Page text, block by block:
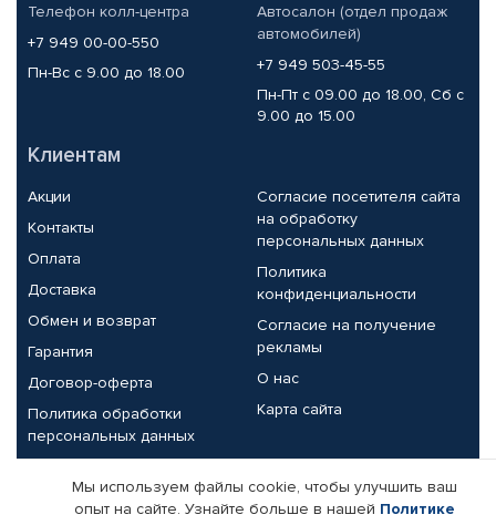
Телефон колл-центра
+7 949 00-00-550
Пн-Вс с 9.00 до 18.00
Автосалон (отдел продаж
автомобилей)
+7 949 503-45-55
Пн-Пт с 09.00 до 18.00, Сб с
9.00 до 15.00
Клиентам
Акции
Контакты
Оплата
Доставка
Обмен и возврат
Гарантия
Договор-оферта
Политика обработки
персональных данных
Согласие посетителя сайта
на обработку
персональных данных
Политика
конфиденциальности
Согласие на получение
рекламы
О нас
Карта сайта
Партнерам
Мы используем файлы cookie, чтобы улучшить ваш
опыт на сайте. Узнайте больше в нашей Политике